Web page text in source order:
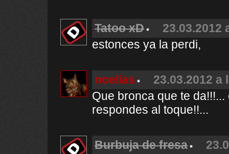
Tatoo xD
23.03.2012
estonces ya la perdi,
noelias
23.03.2012 a
Que bronca que te
respondes al toque!!...
Burbuja de fresa